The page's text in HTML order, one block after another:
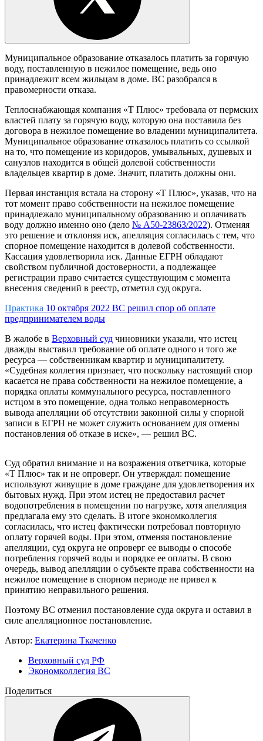
Муниципальное образование отказалось платить за горячую
воду, поставленную в нежилое помещение, ведь оно
принадлежит всем жильцам в доме. ВС разобрался в
правомерности отказа.
Теплоснабжающая компания «Т Плюс» требовала от пермских
властей плату за горячую воду, которую она поставила без
договора в нежилое помещение во владении муниципалитета.
Муниципальное образование отказалось платить со ссылкой
на то, что помещение из коридоров, умывальных, душевых и
санузлов находится в общей долевой собственности
владельцев квартир в доме. Значит, платить должны они.
Первая инстанция встала на сторону «Т Плюс», указав, что на
тот момент право собственности на нежилое помещение
принадлежало муниципальному образованию и оплачивать
воду должно именно оно (дело № А50-23863/2022). Отменяя
это решение и отклоняя иск, апелляция согласилась с тем, что
спорное помещение находится в долевой собственности.
Кассация удовлетворила иск. Данные ЕГРН обладают
свойством публичной достоверности, а подлежащее
регистрации право считается существующим с момента
внесения сведений в реестр, отметил суд округа.
Практика 10 октября 2022 ВС решил спор об оплате
предпринимателем воды
В жалобе в Верховный суд чиновники указали, что истец
дважды выставил требование об оплате одного и того же
ресурса — собственникам квартир и муниципалитету.
«Судебная коллегия признает, что поскольку настоящий спор
касается не права собственности на нежилое помещение, а
порядка оплаты коммунального ресурса, поставленного
истцом в это помещение, одна только неправомерность
вывода апелляции об отсутствии законной силы у спорной
записи в ЕГРН не может служить основанием для отмены
постановления об отказе в иске», — решил ВС.
Суд обратил внимание и на возражения ответчика, которые
«Т Плюс» так и не опроверг. Он утверждал: помещение
используют живущие в доме граждане для удовлетворения их
бытовых нужд. При этом истец не предоставил расчет
водопотребления в помещении по нагрузке, хотя апелляция
предлагала ему это сделать. В итоге экономколлегия
согласилась, что истец фактически потребовал повторную
оплату горячей воды. При этом, отменяя постановление
апелляции, суд округа не опроверг ее выводы о способе
потребления горячей воды и порядке ее оплаты. В свою
очередь, вывод апелляции о субъекте права собственности на
нежилое помещение в спорном периоде не привел к
принятию неправильного решения.
Поэтому ВС отменил постановление суда округа и оставил в
силе апелляционное постановление.
Автор: Екатерина Ткаченко
Верховный суд РФ
Экономколлегия ВС
Поделиться